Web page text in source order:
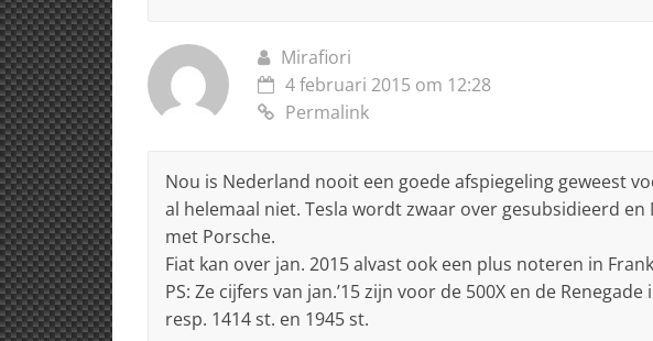
Mirafiori
4 februari 2015 om 12:28
Permalink
Nou is Nederland nooit een goede afspiegeling geweest
al helemaal niet. Tesla wordt zwaar over gesubsidieerd
met Porsche.
Fiat kan over jan. 2015 alvast ook een plus noteren in
PS: Ze cijfers van jan.’15 zijn voor de 500X en de
resp. 1414 st. en 1945 st.